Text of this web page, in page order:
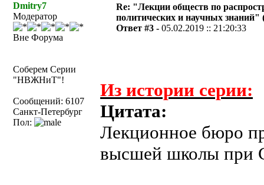
Dmitry7
Модератор
Вне Форума
Соберем Серии
"НВЖНиТ"!
Сообщений: 6107
Санкт-Петербург
Пол:
Re: "Лекции обществ по
политических и научных
Ответ #3 -05.02.2019 :: 21:20:33
Из истории серии:
Цитата:
Лекционное бюро
высшей школы при